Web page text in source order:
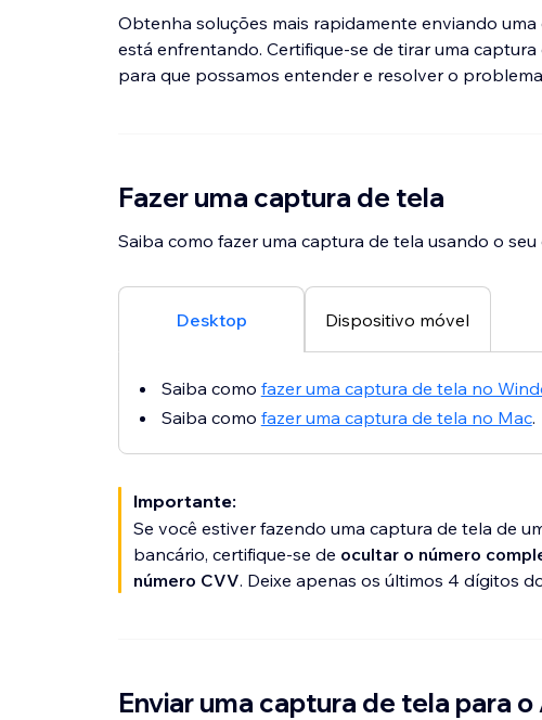
Obtenha soluções mais rapidamente enviando
está enfrentando. Certifique-se de tirar uma
para que possamos entender e resolver o
Fazer uma captura de tela
Saiba como fazer uma captura de tela usando o
Desktop Dispositivo móvel
Saiba como fazer uma captura de tela no
Saiba como fazer uma captura de tela no Mac.
Importante:
Se você estiver fazendo uma captura de tela de
bancário, certifique-se de ocultar o número
número CVV. Deixe apenas os últimos 4 dígitos
Enviar uma captura de tela para